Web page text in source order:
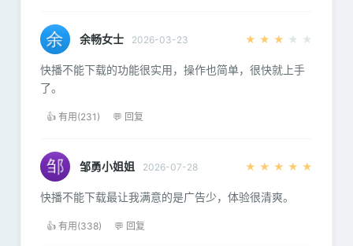
余畅女士 2026-03-23 ★ ★ ★ ★ ★
快播不能下载的功能很实用，操作也简单，很快就上手
了。
👍 有用(231) 💬 回复
邹勇小姐姐 2026-07-28 ★ ★ ★ ★ ★
快播不能下载最让我满意的是广告少，体验很清爽。
👍 有用(338) 💬 回复